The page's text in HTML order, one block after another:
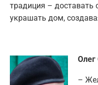
традиция – доставать
украшать дом,
Олег
–